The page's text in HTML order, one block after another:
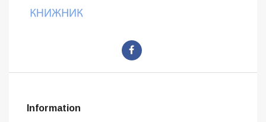
Information